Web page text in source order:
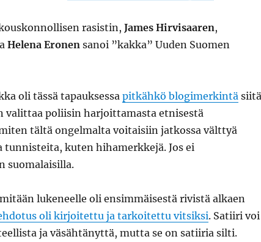
rasistin, James Hirvisaaren,
Helena Eronensanoi ”kakka” Uuden Suomen
oli tässä tapauksessa pitkähkö blogimerkintä
valittaa poliisin harjoittamasta etnisestä
tältä ongelmalta voitaisiin jatkossa välttyä
kuten hihamerkkejä. Jos ei
suomalaisilla.
lukeneelle oli ensimmäisestä rivistä alkaen
oli kirjoitettu ja tarkoitettu vitsiksi. Satiiri voi
ja väsähtänyttä, mutta se on satiiria silti.